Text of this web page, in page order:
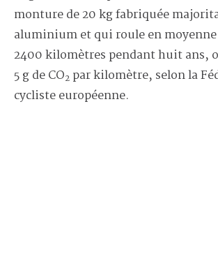
monture de 20 kg fabriquée
aluminium et qui roule en moyenne
2400 kilomètres pendant huit ans,
5 g de CO2 par kilomètre, selon la
cycliste européenne.